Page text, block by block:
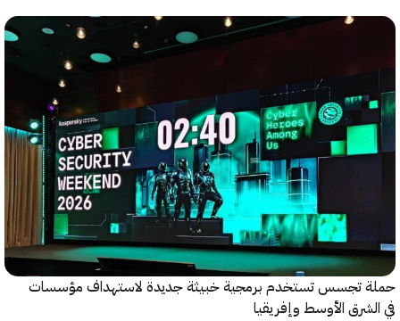
تجسس تستخدم برمجية خبيثة جديدة لاستهداف مؤسسات
الأوسط وإفريقيا